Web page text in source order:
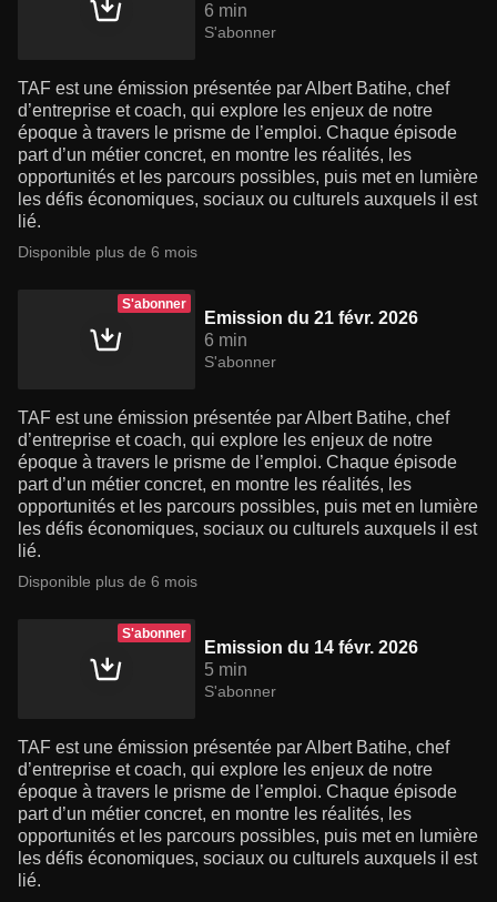
6 min
S'abonner
TAF est une émission présentée par Albert Batihe, chef
d’entreprise et coach, qui explore les enjeux de notre
époque à travers le prisme de l’emploi. Chaque épisode
part d’un métier concret, en montre les réalités, les
opportunités et les parcours possibles, puis met en lumière
les défis économiques, sociaux ou culturels auxquels il est
lié.
Disponible plus de 6 mois
S'abonner
Emission du 21 févr. 2026
6 min
S'abonner
TAF est une émission présentée par Albert Batihe, chef
d’entreprise et coach, qui explore les enjeux de notre
époque à travers le prisme de l’emploi. Chaque épisode
part d’un métier concret, en montre les réalités, les
opportunités et les parcours possibles, puis met en lumière
les défis économiques, sociaux ou culturels auxquels il est
lié.
Disponible plus de 6 mois
S'abonner
Emission du 14 févr. 2026
5 min
S'abonner
TAF est une émission présentée par Albert Batihe, chef
d’entreprise et coach, qui explore les enjeux de notre
époque à travers le prisme de l’emploi. Chaque épisode
part d’un métier concret, en montre les réalités, les
opportunités et les parcours possibles, puis met en lumière
les défis économiques, sociaux ou culturels auxquels il est
lié.